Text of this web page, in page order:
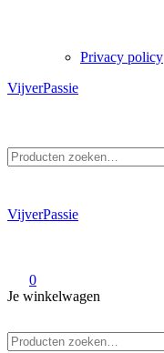
Privacy policy
VijverPassie
naar:
VijverPassie
0
Je winkelwagen
naar: